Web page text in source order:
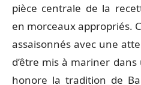
pièce centrale de la
en morceaux appropriés.
assaisonnés avec une
d’être mis à mariner dans
honore la tradition de